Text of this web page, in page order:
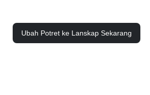
Ubah Potret ke Lanskap Sekarang